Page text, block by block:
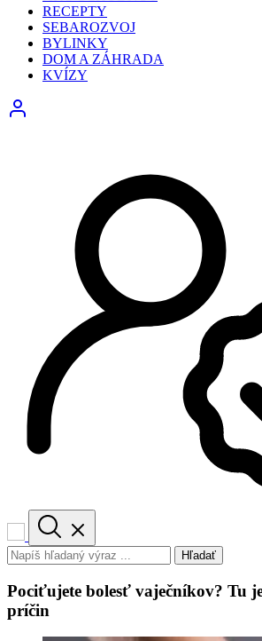
RECEPTY
SEBAROZVOJ
BYLINKY
DOM A ZÁHRADA
KVÍZY
Hľadať
Pociťujete bolesť vaječníkov? Tu
príčin